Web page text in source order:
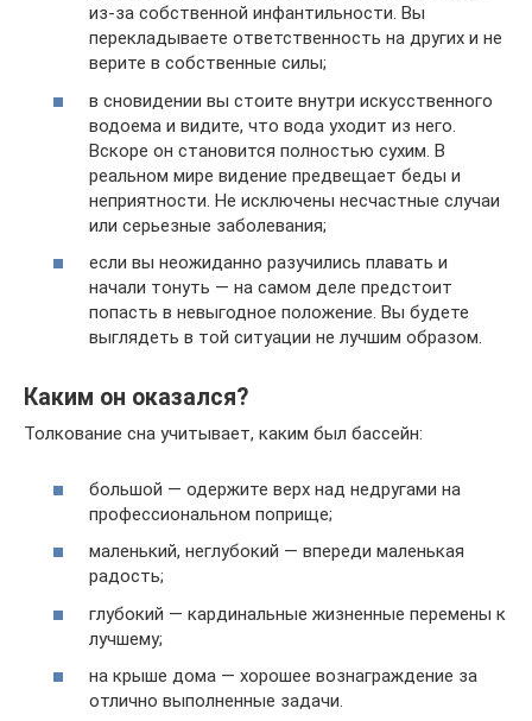
из-за собственной инфантильности. Вы
перекладываете ответственность на других и не
верите в собственные силы;
в сновидении вы стоите внутри искусственного
водоема и видите, что вода уходит из него.
Вскоре он становится полностью сухим. В
реальном мире видение предвещает беды и
неприятности. Не исключены несчастные случаи
или серьезные заболевания;
если вы неожиданно разучились плавать и
начали тонуть — на самом деле предстоит
попасть в невыгодное положение. Вы будете
выглядеть в той ситуации не лучшим образом.
Каким он оказался?
Толкование сна учитывает, каким был бассейн:
большой — одержите верх над недругами на
профессиональном поприще;
маленький, неглубокий — впереди маленькая
радость;
глубокий — кардинальные жизненные перемены к
лучшему;
на крыше дома — хорошее вознаграждение за
отлично выполненные задачи.